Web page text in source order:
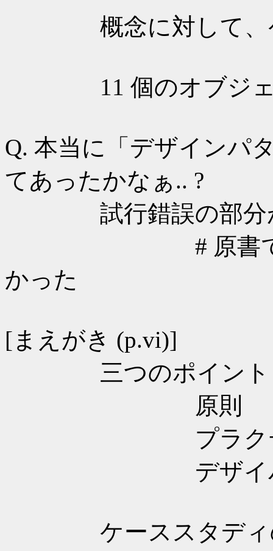
概念に対して、ケ
11 個のオブジェク
Q. 本当に「デザインパ
てあったかなぁ.. ?
試行錯誤の部分が
# 原書で読んだ
かった
[まえがき (p.vi)]
三つのポイント
原則
プラクテ
デザイパタ
ケーススタディ